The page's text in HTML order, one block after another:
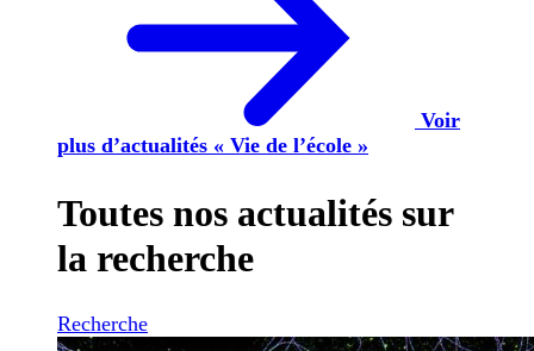
Voir
plus d’actualités « Vie de l’école »
Toutes nos actualités sur
la recherche
Recherche